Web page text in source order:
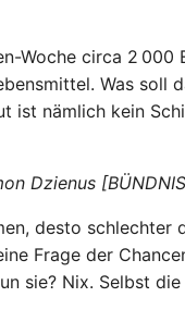
Woche circa 2
Was soll
ist nämlich kein
Dzienus
desto schlechter
Frage der
sie? Nix. Selbst